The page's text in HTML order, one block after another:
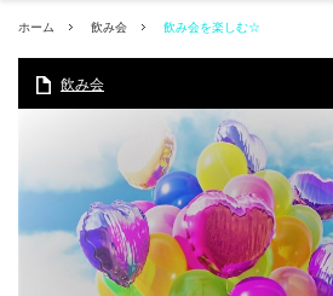
ホーム 飲み会 飲み会を楽しむ☆
飲み会